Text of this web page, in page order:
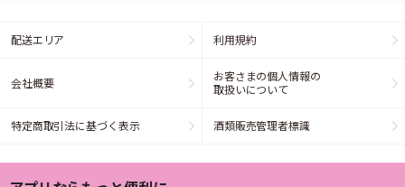
配送エリア 利用規約
会社概要
お客さまの個人情報の
取扱いについて
特定商取引法に基づく表示 酒類販売管理者標識